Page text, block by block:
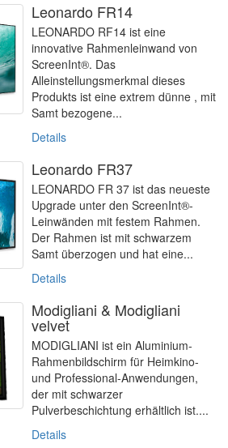
Leonardo FR14
LEONARDO RF14 ist eine
innovative Rahmenleinwand von
ScreenInt®. Das
Alleinstellungsmerkmal dieses
Produkts ist eine extrem dünne , mit
Samt bezogene...
Details
Leonardo FR37
LEONARDO FR 37 ist das neueste
Upgrade unter den ScreenInt®-
Leinwänden mit festem Rahmen.
Der Rahmen ist mit schwarzem
Samt überzogen und hat eine...
Details
Modigliani & Modigliani
velvet
MODIGLIANI ist ein Aluminium-
Rahmenbildschirm für Heimkino-
und Professional-Anwendungen,
der mit schwarzer
Pulverbeschichtung erhältlich ist....
Details